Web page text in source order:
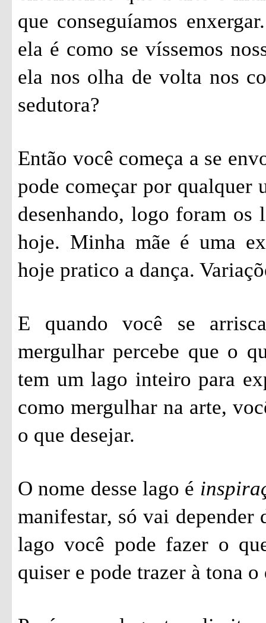
que conseguíamos
ela é como se víssemos
ela nos olha de volta nos
sedutora?
Então você começa a se
pode começar por qualquer
desenhando, logo foram os
hoje. Minha mãe é uma
hoje pratico a dança.
E quando você se
mergulhar percebe que o
tem um lago inteiro para
como mergulhar na arte,
o que desejar.
O nome desse lago é
manifestar, só vai depender
lago você pode fazer o
quiser e pode trazer à tona o